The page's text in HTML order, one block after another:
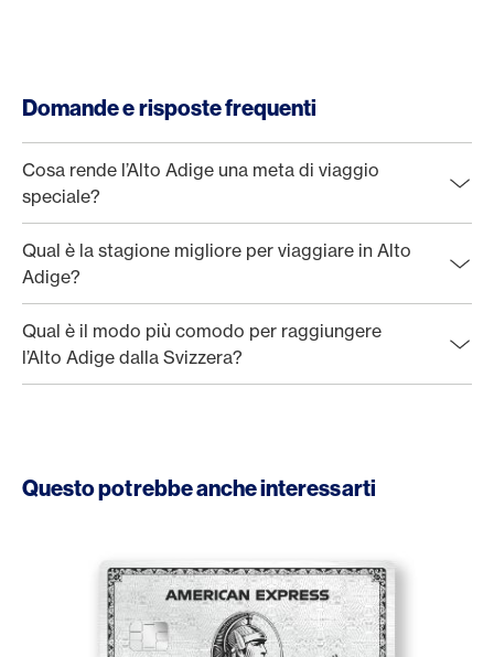
Domande e risposte frequenti
Cosa rende l’Alto Adige una meta di viaggio
speciale?
Qual è la stagione migliore per viaggiare in Alto
Adige?
Qual è il modo più comodo per raggiungere
l’Alto Adige dalla Svizzera?
Questo potrebbe anche interessarti